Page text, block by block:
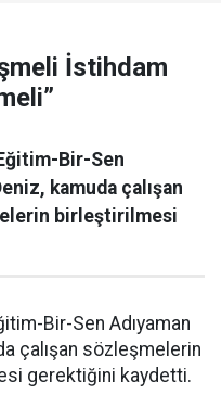
İstihdam
Bir-Sen
kamuda çalışan
birleştirilmesi
Bir-Sen Adıyaman
çalışan sözleşmelerin
gerektiğini kaydetti.